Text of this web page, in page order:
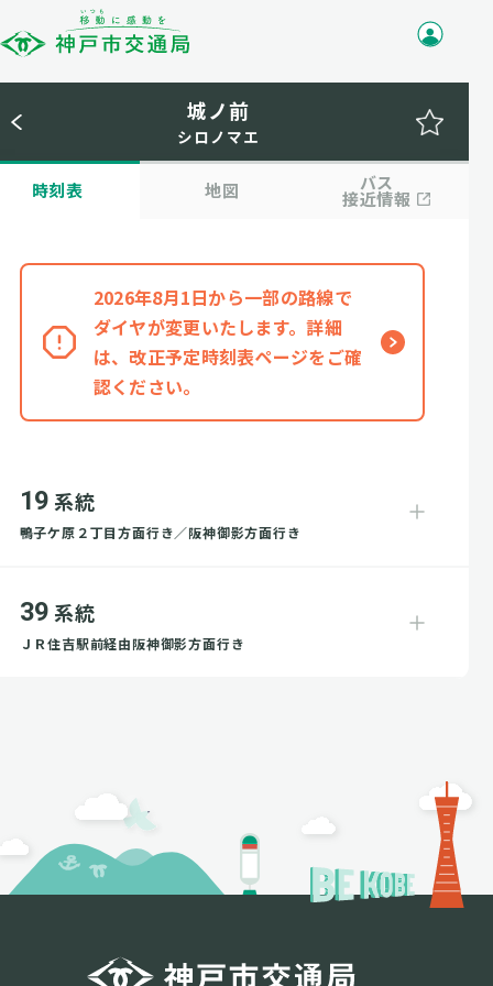
城ノ前
シロノマエ
時刻表 地図 バス
接近情報
2026年8月1日から一部の路線で
ダイヤが変更いたします。詳細
は、改正予定時刻表ページをご確
認ください。
19 系統
鴨子ケ原２丁目方面行き／阪神御影方面行き
39 系統
ＪＲ住吉駅前経由阪神御影方面行き